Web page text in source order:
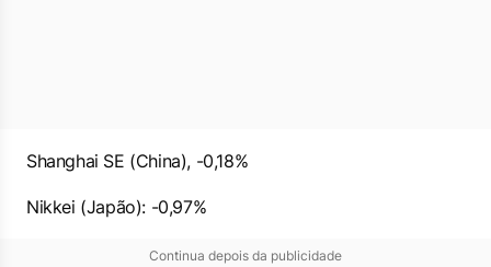
Shanghai SE (China), -0,18%
Nikkei (Japão): -0,97%
Continua depois da publicidade